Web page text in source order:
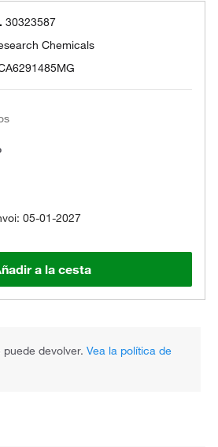
30323587
Chemicals
05-01-2027
a la cesta
puede devolver.Vea la política de